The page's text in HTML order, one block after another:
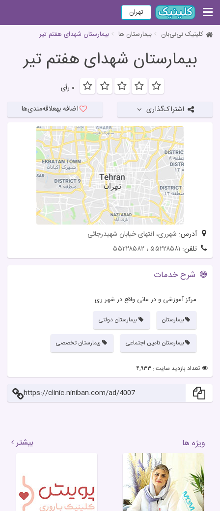
تهران
کلینیک نی‌نی‌بان بیمارستان ها بیمارستان شهدای هفتم تیر
بیمارستان شهدای هفتم تیر
۰ رأی
اشتراک‌گذاری اضافه بهعلاقه‌مندی‌ها
آدرس: شهرری، انتهای خیابان شهیدرجائی
تلفن: ۵۵۲۲۸۵۸۱،۵۵۲۲۸۵۸۲
شرح خدمات
مرکز آموزشی و در مانی واقع در شهر ری
بیمارستان بیمارستان دولتی
بیمارستان تامین اجتماعی بیمارستان تخصصی
تعداد بازدید سایت : ۴,۹۳۳
https://clinic.niniban.com/ad/4007
ویژه ها بیشتر